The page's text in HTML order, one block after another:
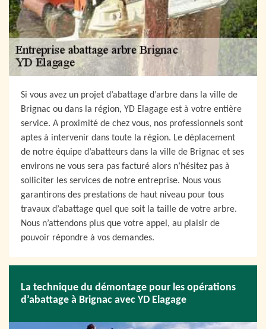
Si vous avez un projet d’abattage d’arbre dans la ville de
Brignac ou dans la région, YD Elagage est à votre entière
service. A proximité de chez vous, nos professionnels sont
aptes à intervenir dans toute la région. Le déplacement
de notre équipe d’abatteurs dans la ville de Brignac et ses
environs ne vous sera pas facturé alors n’hésitez pas à
solliciter les services de notre entreprise. Nous vous
garantirons des prestations de haut niveau pour tous
travaux d’abattage quel que soit la taille de votre arbre.
Nous n’attendons plus que votre appel, au plaisir de
pouvoir répondre à vos demandes.
La technique du démontage pour les opérations
d’abattage à Brignac avec YD Elagage